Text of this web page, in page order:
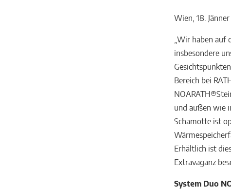
Wien, 18.
„Wir haben auf
insbesondere
Bereich bei
NOARATH®
und außen wie
Schamotte ist
Erhältlich ist
Extravaganz
System Duo